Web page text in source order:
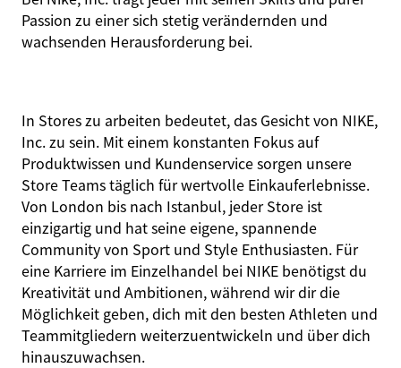
Passion zu einer sich stetig verändernden und
wachsenden Herausforderung bei.
In Stores zu arbeiten bedeutet, das Gesicht von NIKE,
Inc. zu sein. Mit einem konstanten Fokus auf
Produktwissen und Kundenservice sorgen unsere
Store Teams täglich für wertvolle Einkauferlebnisse.
Von London bis nach Istanbul, jeder Store ist
einzigartig und hat seine eigene, spannende
Community von Sport und Style Enthusiasten. Für
eine Karriere im Einzelhandel bei NIKE benötigst du
Kreativität und Ambitionen, während wir dir die
Möglichkeit geben, dich mit den besten Athleten und
Teammitgliedern weiterzuentwickeln und über dich
hinauszuwachsen.